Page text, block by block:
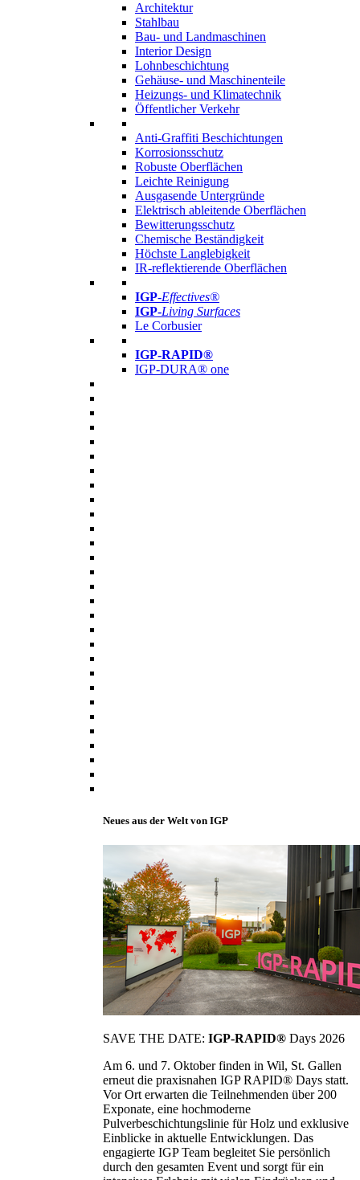
Architektur
Stahlbau
Bau- und Landmaschinen
Interior Design
Lohnbeschichtung
Gehäuse- und Maschinenteile
Heizungs- und Klimatechnik
Öffentlicher Verkehr
Anti-Graffiti Beschichtungen
Korrosionsschutz
Robuste Oberflächen
Leichte Reinigung
Ausgasende Untergründe
Elektrisch ableitende Oberflächen
Bewitterungsschutz
Chemische Beständigkeit
Höchste Langlebigkeit
IR-reflektierende Oberflächen
IGP-Effectives®
IGP-Living Surfaces
Le Corbusier
IGP-RAPID®
IGP-DURA® one
Neues aus der Welt von IGP
SAVE THE DATE: IGP-RAPID® Days 2026
Am 6. und 7. Oktober finden in Wil, St. Gallen
erneut die praxisnahen IGP RAPID® Days statt.
Vor Ort erwarten die Teilnehmenden über 200
Exponate, eine hochmoderne
Pulverbeschichtungslinie für Holz und exklusive
Einblicke in aktuelle Entwicklungen. Das
engagierte IGP Team begleitet Sie persönlich
durch den gesamten Event und sorgt für ein